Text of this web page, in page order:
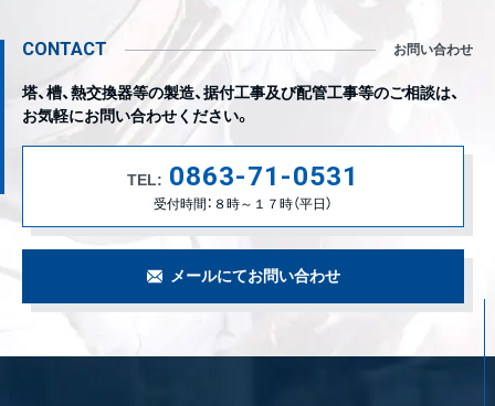
CONTACT お問い合わせ
塔、槽、熱交換器等の製造、据付工事及び配管工事等のご相談は、
お気軽にお問い合わせください。
TEL: 0863-71-0531
受付時間：８時～１７時（平日）
メールにてお問い合わせ